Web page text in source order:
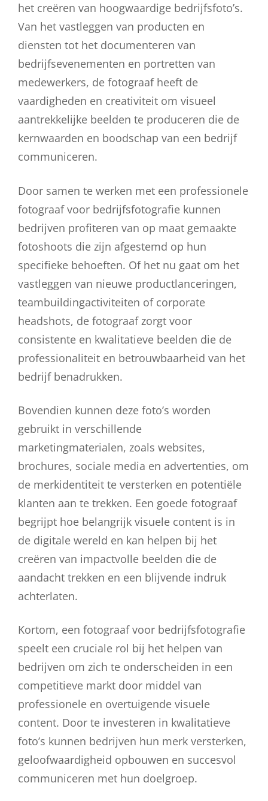
het creëren van hoogwaardige bedrijfsfoto’s.
Van het vastleggen van producten en
diensten tot het documenteren van
bedrijfsevenementen en portretten van
medewerkers, de fotograaf heeft de
vaardigheden en creativiteit om visueel
aantrekkelijke beelden te produceren die de
kernwaarden en boodschap van een bedrijf
communiceren.
Door samen te werken met een professionele
fotograaf voor bedrijfsfotografie kunnen
bedrijven profiteren van op maat gemaakte
fotoshoots die zijn afgestemd op hun
specifieke behoeften. Of het nu gaat om het
vastleggen van nieuwe productlanceringen,
teambuildingactiviteiten of corporate
headshots, de fotograaf zorgt voor
consistente en kwalitatieve beelden die de
professionaliteit en betrouwbaarheid van het
bedrijf benadrukken.
Bovendien kunnen deze foto’s worden
gebruikt in verschillende
marketingmaterialen, zoals websites,
brochures, sociale media en advertenties, om
de merkidentiteit te versterken en potentiële
klanten aan te trekken. Een goede fotograaf
begrijpt hoe belangrijk visuele content is in
de digitale wereld en kan helpen bij het
creëren van impactvolle beelden die de
aandacht trekken en een blijvende indruk
achterlaten.
Kortom, een fotograaf voor bedrijfsfotografie
speelt een cruciale rol bij het helpen van
bedrijven om zich te onderscheiden in een
competitieve markt door middel van
professionele en overtuigende visuele
content. Door te investeren in kwalitatieve
foto’s kunnen bedrijven hun merk versterken,
geloofwaardigheid opbouwen en succesvol
communiceren met hun doelgroep.